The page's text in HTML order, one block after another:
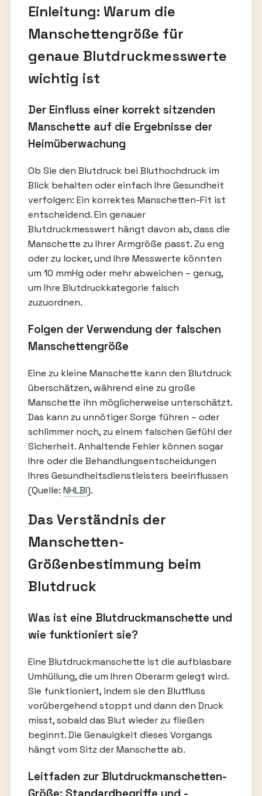
Einleitung: Warum die
Manschettengröße für
genaue Blutdruckmesswerte
wichtig ist
Der Einfluss einer korrekt sitzenden
Manschette auf die Ergebnisse der
Heimüberwachung
Ob Sie den Blutdruck bei Bluthochdruck im
Blick behalten oder einfach Ihre Gesundheit
verfolgen: Ein korrektes Manschetten-Fit ist
entscheidend. Ein genauer
Blutdruckmesswert hängt davon ab, dass die
Manschette zu Ihrer Armgröße passt. Zu eng
oder zu locker, und Ihre Messwerte könnten
um 10 mmHg oder mehr abweichen – genug,
um Ihre Blutdruckkategorie falsch
zuzuordnen.
Folgen der Verwendung der falschen
Manschettengröße
Eine zu kleine Manschette kann den Blutdruck
überschätzen, während eine zu große
Manschette ihn möglicherweise unterschätzt.
Das kann zu unnötiger Sorge führen – oder
schlimmer noch, zu einem falschen Gefühl der
Sicherheit. Anhaltende Fehler können sogar
Ihre oder die Behandlungsentscheidungen
Ihres Gesundheitsdienstleisters beeinflussen
(Quelle: NHLBI).
Das Verständnis der
Manschetten-
Größenbestimmung beim
Blutdruck
Was ist eine Blutdruckmanschette und
wie funktioniert sie?
Eine Blutdruckmanschette ist die aufblasbare
Umhüllung, die um Ihren Oberarm gelegt wird.
Sie funktioniert, indem sie den Blutfluss
vorübergehend stoppt und dann den Druck
misst, sobald das Blut wieder zu fließen
beginnt. Die Genauigkeit dieses Vorgangs
hängt vom Sitz der Manschette ab.
Leitfaden zur Blutdruckmanschetten-
Größe: Standardbegriffe und -